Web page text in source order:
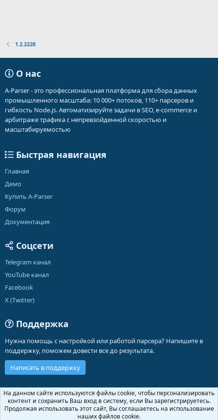
1.2.2228
О нас
A-Parser - это профессиональная платформа для сбора данных
промышленного масштаба: 10 000+ потоков, 110+ парсеров и
гибкость Node.js. Автоматизируйте задачи в SEO, e-commerce и
арбитраже трафика с непревзойденной скоростью и
масштабируемостью
Быстрая навигация
Главная
Демо
Купить A-Parser
Форум
Документация
Соцсети
Telegram канал
YouTube канал
Facebook
X (Twitter)
Поддержка
Нужна помощь с настройкой или работой парсера? Напишите в
поддержку, поможем довести все до результата.
Написать в поддержку
Russian (RU)
Обратная связь
Условия и правила
Политика конфиденциальности
Помощь
На данном сайте используются файлы cookie, чтобы персонализировать
контент и сохранить Ваш вход в систему, если Вы зарегистрируетесь.
Продолжая использовать этот сайт, Вы соглашаетесь на использование
наших файлов cookie.